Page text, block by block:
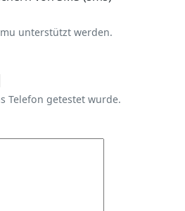
unterstützt werden.
Telefon getestet wurde.